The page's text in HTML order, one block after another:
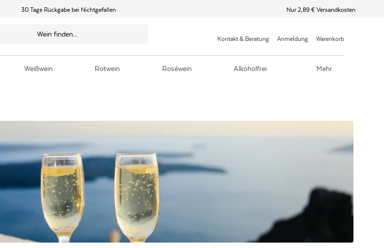
30 Tage Rückgabe bei Nichtgefallen Nur 2,89 € Versandkosten
Kontakt & Beratung Anmeldung Warenkorb
Weißwein Rotwein Roséwein Alkoholfrei Mehr